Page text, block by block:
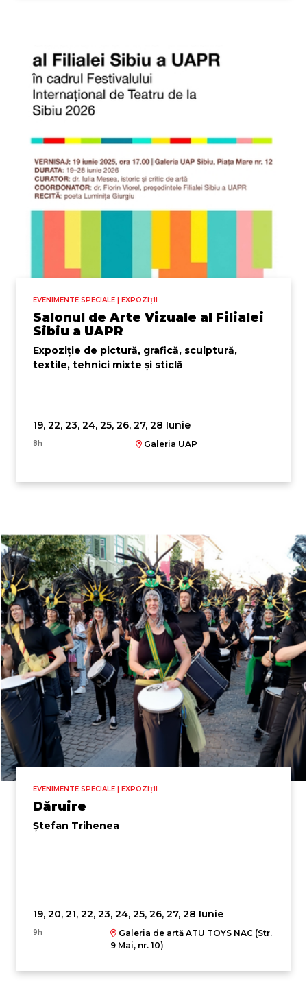
EVENIMENTE SPECIALE | EXPOZIȚII
Salonul de Arte Vizuale al Filialei
Sibiu a UAPR
Expoziție de pictură, grafică, sculptură,
textile, tehnici mixte și sticlă
19, 22, 23, 24, 25, 26, 27, 28 Iunie
8h Galeria UAP
EVENIMENTE SPECIALE | EXPOZIȚII
Dăruire
Ștefan Trihenea
19, 20, 21, 22, 23, 24, 25, 26, 27, 28 Iunie
9h
Galeria de artă ATU TOYS NAC (Str.
9 Mai, nr. 10)